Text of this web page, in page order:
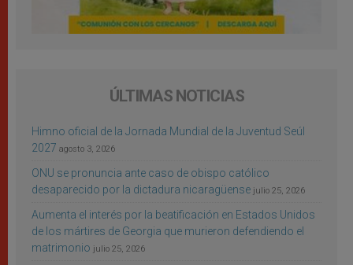
ÚLTIMAS NOTICIAS
Himno oficial de la Jornada Mundial de la Juventud Seúl
2027 agosto 3, 2026
ONU se pronuncia ante caso de obispo católico
desaparecido por la dictadura nicaragüense julio 25, 2026
Aumenta el interés por la beatificación en Estados Unidos
de los mártires de Georgia que murieron defendiendo el
matrimonio julio 25, 2026